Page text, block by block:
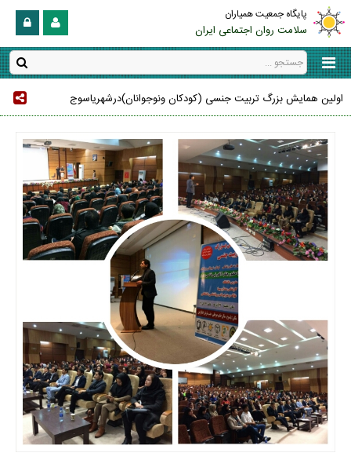
پایگاه جمعیت همیاران
سلامت روان اجتماعی ایران
اولین همایش بزرگ تربیت جنسی (کودکان ونوجوانان)درشهریاسوج